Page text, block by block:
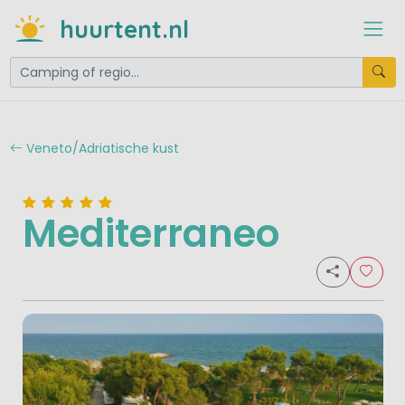
huurtent.nl
Veneto/Adriatische kust
Mediterraneo